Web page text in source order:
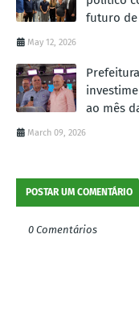
futuro de
May 12, 2026
ao mês
March 09, 2026
POSTAR UM COMENTÁRIO
0 Comentários